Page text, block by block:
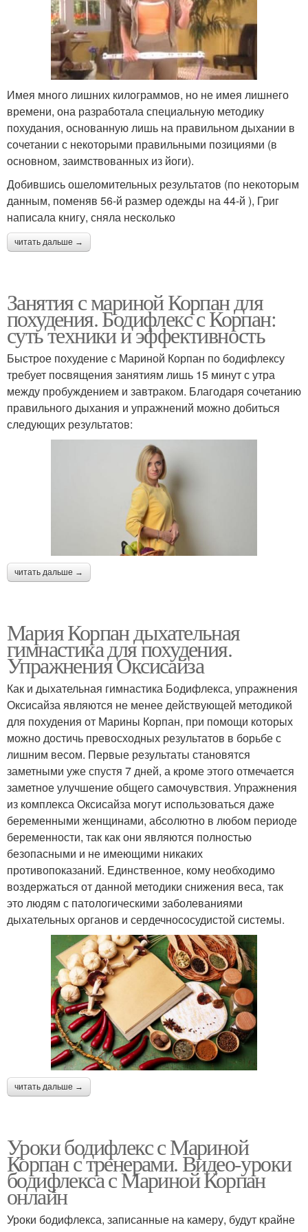
Имея много лишних килограммов, но не имея лишнего
времени, она разработала специальную методику
похудания, основанную лишь на правильном дыхании в
сочетании с некоторыми правильными позициями (в
основном, заимствованных из йоги).
Добившись ошеломительных результатов (по некоторым
данным, поменяв 56-й размер одежды на 44-й ), Григ
написала книгу, сняла несколько
читать дальше →
Занятия с мариной Корпан для
похудения. Бодифлекс с Корпан:
суть техники и эффективность
Быстрое похудение с Мариной Корпан по бодифлексу
требует посвящения занятиям лишь 15 минут с утра
между пробуждением и завтраком. Благодаря сочетанию
правильного дыхания и упражнений можно добиться
следующих результатов:
читать дальше →
Мария Корпан дыхательная
гимнастика для похудения.
Упражнения Оксисайза
Как и дыхательная гимнастика Бодифлекса, упражнения
Оксисайза являются не менее действующей методикой
для похудения от Марины Корпан, при помощи которых
можно достичь превосходных результатов в борьбе с
лишним весом. Первые результаты становятся
заметными уже спустя 7 дней, а кроме этого отмечается
заметное улучшение общего самочувствия. Упражнения
из комплекса Оксисайза могут использоваться даже
беременными женщинами, абсолютно в любом периоде
беременности, так как они являются полностью
безопасными и не имеющими никаких
противопоказаний. Единственное, кому необходимо
воздержаться от данной методики снижения веса, так
это людям с патологическими заболеваниями
дыхательных органов и сердечнососудистой системы.
читать дальше →
Уроки бодифлекс с Мариной
Корпан с тренерами. Видео-уроки
бодифлекса с Мариной Корпан
онлайн
Уроки бодифлекса, записанные на камеру, будут крайне